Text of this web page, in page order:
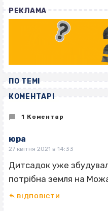
РЕКЛАМА
ПО ТЕМІ
КОМЕНТАРІ
1 Коментар
юра
27 квітня 2021 в 14:33
Дитсадок уже
потрібна земля на
ВІДПОВІCТИ